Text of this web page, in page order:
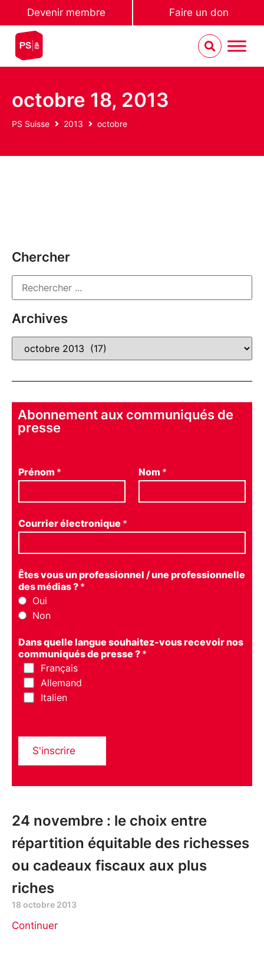
Devenir membre Faire un don
octobre 18, 2013
PS Suisse 2013 octobre
Chercher
Archives
Abonnement aux communiqués de
presse
Prénom * Nom *
Courrier électronique *
Êtes vous un professionnel / une professionnelle
des médias ? *
Oui
Non
Dans quelle langue souhaitez-vous recevoir nos
communiqués de presse ? *
Français
Allemand
Italien
S'inscrire
24 novembre : le choix entre
répartition équitable des richesses
ou cadeaux fiscaux aux plus
riches
18 octobre 2013
Continuer